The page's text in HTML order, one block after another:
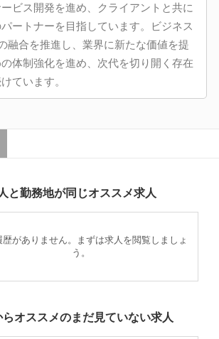
ビス開発を進め、クライアントと共に
ートナーを目指しています。ビジネス
融合を推進し、業界に新たな価値を提
体制強化を進め、次代を切り開く存在
ています。
と勤務地が同じオススメ求人
歴がありません。まずは求人を閲覧しましょ
う。
らオススメのまだ見ていない求人